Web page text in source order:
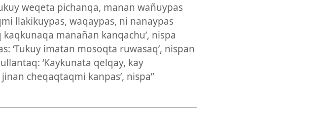
weqeta pichanqa, manan wañuypas
llakikuypas, waqaypas, ni nanaypas
manañan kanqachu’, nispa
‘Tukuy imatan mosoqta ruwasaq’, nispan
‘Kaykunata qelqay, kay
cheqaqtaqmi kanpas’, nispa”